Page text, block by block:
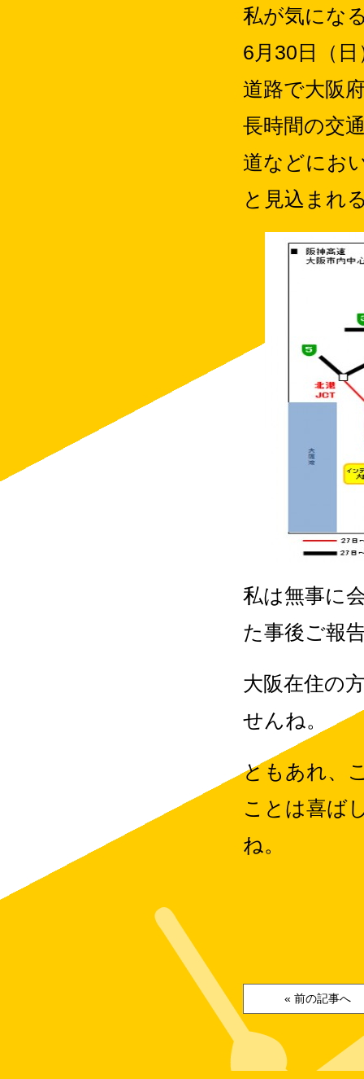
私が気にな
6月30日（
道路で大阪
長時間の交
道などにお
と見込まれ
私は無事に
た事後ご報
大阪在住の
せんね。
ともあれ、
ことは喜ば
ね。
« 前の記事へ